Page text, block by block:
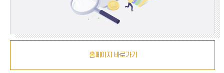
홈페이지 바로가기